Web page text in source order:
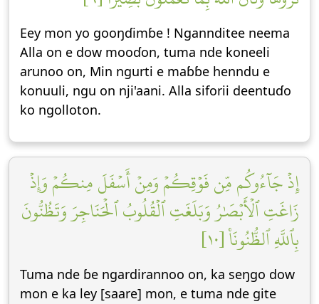
Eey mon yo gooŋɗimɓe ! Ngannditee neema
Alla on e dow mooɗon, tuma nde koneeli
arunoo on, Min ngurti e maɓɓe henndu e
konuuli, ngu on nji'aani. Alla siforii deentuɗo
ko ngolloton.
إِذۡ جَآءُوكُم مِّن فَوۡقِكُمۡ وَمِنۡ أَسۡفَلَ مِنكُمۡ وَإِذۡ
زَاغَتِ ٱلۡأَبۡصَٰرُ وَبَلَغَتِ ٱلۡقُلُوبُ ٱلۡحَنَاجِرَ وَتَظُنُّونَ
بِٱللَّهِ ٱلظُّنُونَا۠ [١٠]
Tuma nde ɓe ngardirannoo on, ka seŋgo dow
mon e ka ley [saare] mon, e tuma nde gite